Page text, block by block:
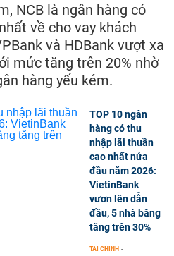
NCB là ngân hàng có
về cho vay khách
và HDBank vượt xa
mức tăng trên 20% nhờ
hàng yếu kém.
TOP 10 ngân
hàng có thu
nhập lãi thuần
cao nhất nửa
đầu năm 2026:
VietinBank
vươn lên dẫn
đầu, 5 nhà băng
tăng trên 30%
TÀI CHÍNH -